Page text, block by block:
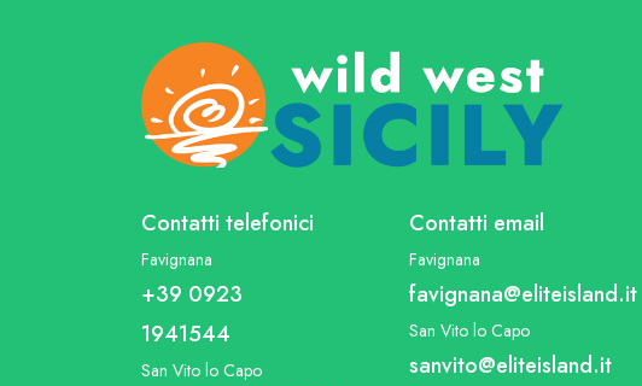
Contatti telefonici
Favignana
+39 0923
1941544
San Vito lo Capo
Contatti email
Favignana
favignana@eliteisland.it
San Vito lo Capo
sanvito@eliteisland.it